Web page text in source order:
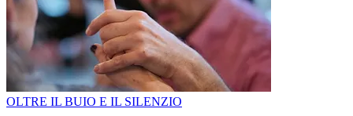
OLTRE IL BUIO E IL SILENZIO